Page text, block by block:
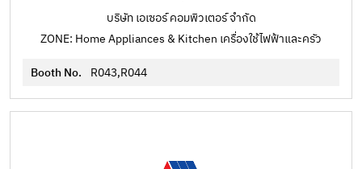
บริษัท เอเซอร์ คอมพิวเตอร์ จำกัด
ZONE: Home Appliances & Kitchen เครื่องใช้ไฟฟ้าและครัว
Booth No. R043,R044